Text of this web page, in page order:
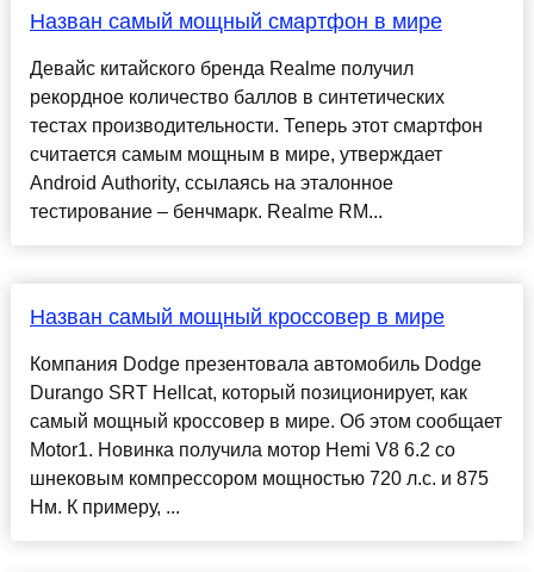
Назван самый мощный смартфон в мире
Девайс китайского бренда Realme получил
рекордное количество баллов в синтетических
тестах производительности. Теперь этот смартфон
считается самым мощным в мире, утверждает
Android Authority, ссылаясь на эталонное
тестирование – бенчмарк. Realme RM...
Назван самый мощный кроссовер в мире
Компания Dodge презентовала автомобиль Dodge
Durango SRT Hellcat, который позиционирует, как
самый мощный кроссовер в мире. Об этом сообщает
Motor1. Новинка получила мотор Hemi V8 6.2 со
шнековым компрессором мощностью 720 л.с. и 875
Нм. К примеру, ...